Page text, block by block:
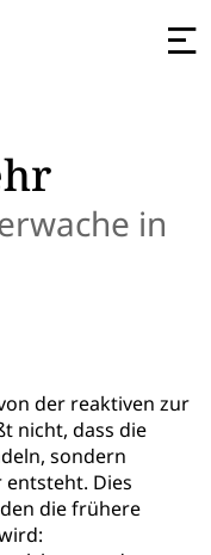
in
der reaktiven zur
nicht, dass die
sondern
Dies
die frühere